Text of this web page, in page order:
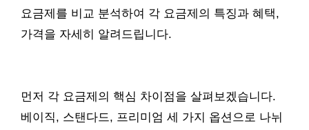
요금제를 비교 분석하여 각 요금제의 특징과 혜택,
가격을 자세히 알려드립니다.
먼저 각 요금제의 핵심 차이점을 살펴보겠습니다.
베이직, 스탠다드, 프리미엄 세 가지 옵션으로 나뉘